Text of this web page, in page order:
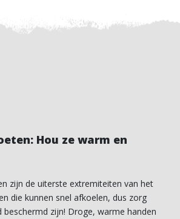
Hou ze warm en
zijn de uiterste extremiteiten van het
die kunnen snel afkoelen, dus zorg
zijn! Droge, warme handen